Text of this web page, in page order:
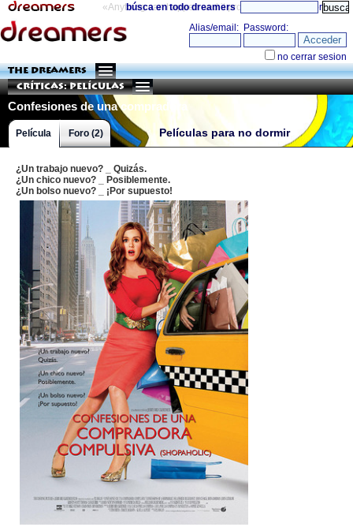
«Anything can happen and it probably will» directorio
búsca en todo dreamers
THE DREAMERS
Críticas: Películas
Confesiones de una compradora
compulsiva
Películas para no dormir
Película Foro (2)
¿Un trabajo nuevo? _ Quizás.
¿Un chico nuevo? _ Posiblemente.
¿Un bolso nuevo? _ ¡Por supuesto!